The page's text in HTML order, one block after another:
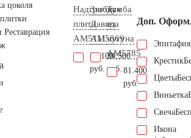
цоколя
Реставрация
Надгробная
плита
AM5111
36.100
руб.
Звезда
Давида
AM5869
34.500
руб.
Тумба
из
чугуна
AM5785
81.400
руб.
Доп.
Эпитафия
Крестик
Цветы
Виньетка
Свеча
Икона